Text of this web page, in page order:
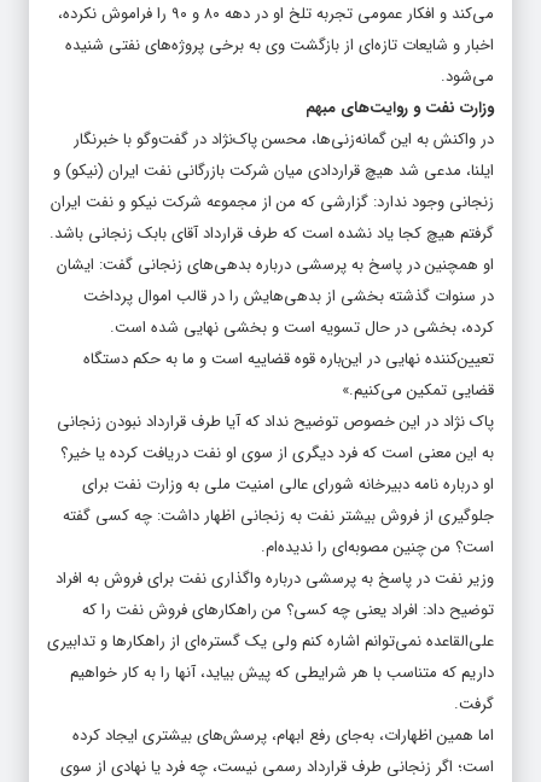
می‌کند و افکار عمومی تجربه تلخ او در دهه ۸۰ و ۹۰ را فراموش نکرده،
اخبار و شایعات تازه‌ای از بازگشت وی به برخی پروژه‌های نفتی شنیده
می‌شود.
وزارت نفت و روایت‌های مبهم
در واکنش به این گمانه‌زنی‌ها، محسن پاک‌نژاد در گفت‌وگو با خبرنگار
ایلنا، مدعی شد هیچ قراردادی میان شرکت بازرگانی نفت ایران (نیکو) و
زنجانی وجود ندارد: گزارشی که من از مجموعه شرکت نیکو و نفت ایران
گرفتم هیچ کجا یاد نشده است که طرف قرارداد آقای بابک زنجانی باشد.
او همچنین در پاسخ به پرسشی درباره بدهی‌های زنجانی گفت: ایشان
در سنوات گذشته بخشی از بدهی‌هایش را در قالب اموال پرداخت
کرده، بخشی در حال تسویه است و بخشی نهایی شده است.
تعیین‌کننده نهایی در این‌باره قوه قضاییه است و ما به حکم دستگاه
قضایی تمکین می‌کنیم.»
پاک نژاد در این خصوص توضیح نداد که آیا طرف قرارداد نبودن زنجانی
به این معنی است که فرد دیگری از سوی او نفت دریافت کرده یا خیر؟
او درباره نامه دبیرخانه شورای عالی امنیت ملی به وزارت نفت برای
جلوگیری از فروش بیشتر نفت به زنجانی اظهار داشت: چه کسی گفته
است؟ من چنین مصوبه‌ای را ندیده‌ام.
وزیر نفت در پاسخ به پرسشی درباره واگذاری نفت برای فروش به افراد
توضیح داد: افراد یعنی چه کسی؟ من راهکارهای فروش نفت را که
علی‌القاعده نمی‌توانم اشاره کنم ولی یک گستره‌ای از راهکارها و تدابیری
داریم که متناسب با هر شرایطی که پیش بیاید، آنها را به کار خواهیم
گرفت.
اما همین اظهارات، به‌جای رفع ابهام، پرسش‌های بیشتری ایجاد کرده
است؛ اگر زنجانی طرف قرارداد رسمی نیست، چه فرد یا نهادی از سوی